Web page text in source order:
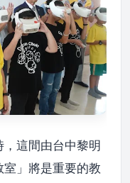
這間由台中黎明
」將是重要的教